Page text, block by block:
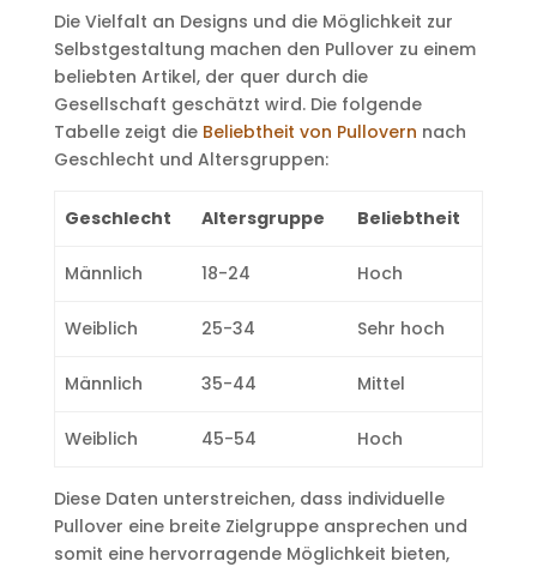
Die Vielfalt an Designs und die Möglichkeit zur
Selbstgestaltung machen den Pullover zu einem
beliebten Artikel, der quer durch die
Gesellschaft geschätzt wird. Die folgende
Tabelle zeigt die Beliebtheit von Pullovern nach
Geschlecht und Altersgruppen:
Geschlecht Altersgruppe Beliebtheit
Männlich 18-24 Hoch
Weiblich 25-34 Sehr hoch
Männlich 35-44 Mittel
Weiblich 45-54 Hoch
Diese Daten unterstreichen, dass individuelle
Pullover eine breite Zielgruppe ansprechen und
somit eine hervorragende Möglichkeit bieten,